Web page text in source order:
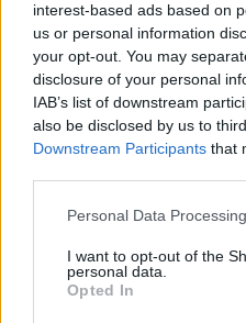
interest-based ads based on
us or personal information
your opt-out. You may
disclosure of your personal
IAB’s list of downstream
also be disclosed by us to
Downstream Participants that
Personal Data
I want to opt-out of the
personal data.
Opted In
Neural Hírek